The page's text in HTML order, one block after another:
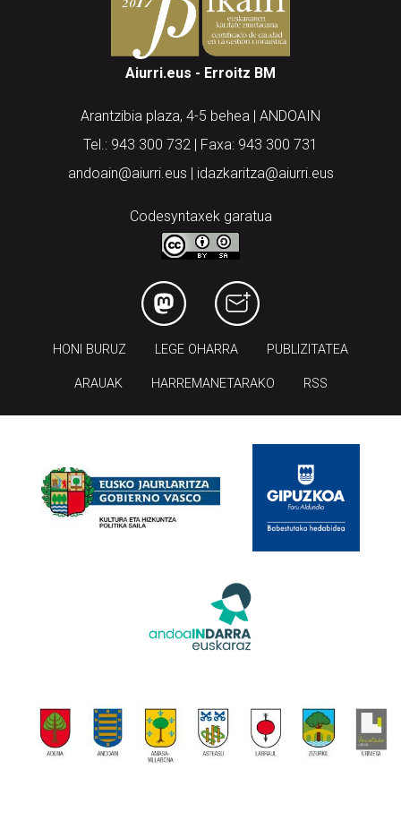
Aiurri.eus - Erroitz BM
Arantzibia plaza, 4-5 behea | ANDOAIN
Tel.: 943 300 732 | Faxa: 943 300 731
andoain@aiurri.eus | idazkaritza@aiurri.eus
Codesyntaxek garatua
HONI BURUZ LEGE OHARRA PUBLIZITATEA
ARAUAK HARREMANETARAKO RSS